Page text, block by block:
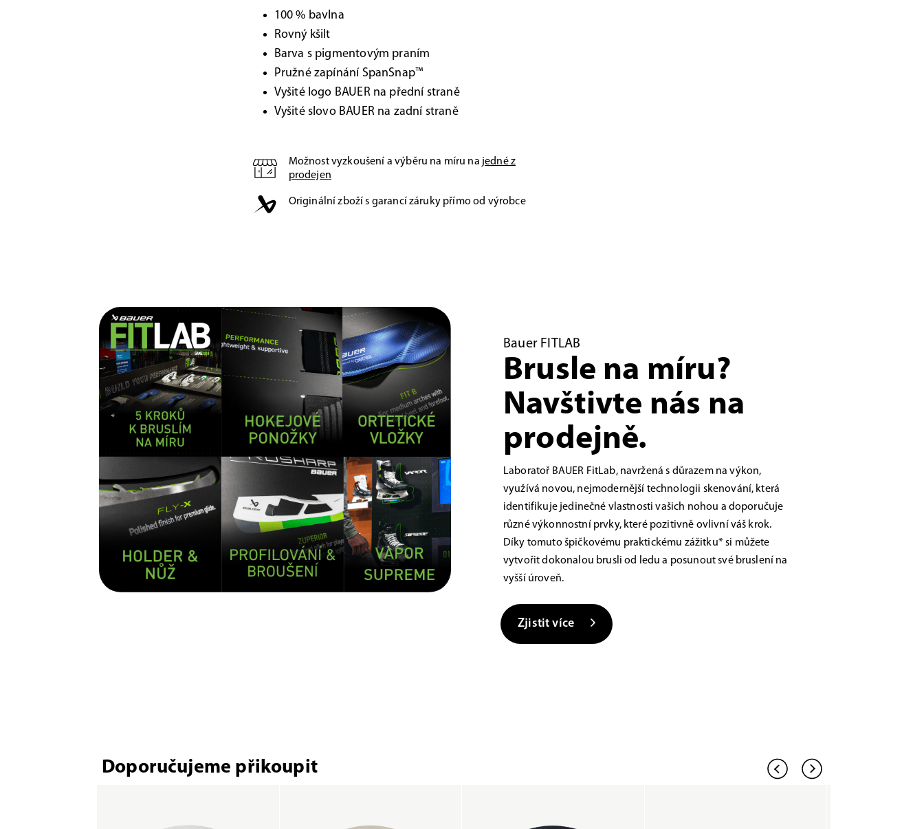
100 % bavlna
Rovný kšilt
Barva s pigmentovým praním
Pružné zapínání SpanSnap™
Vyšité logo BAUER na přední straně
Vyšité slovo BAUER na zadní straně
Možnost vyzkoušení a výběru na míru na jedné z
prodejen
Originální zboží s garancí záruky přímo od výrobce
Bauer FITLAB
Brusle na míru?
Navštivte nás na
prodejně.
Laboratoř BAUER FitLab, navržená s důrazem na výkon,
využívá novou, nejmodernější technologii skenování, která
identifikuje jedinečné vlastnosti vašich nohou a doporučuje
různé výkonnostní prvky, které pozitivně ovlivní váš krok.
Díky tomuto špičkovému praktickému zážitku* si můžete
vytvořit dokonalou brusli od ledu a posunout své bruslení na
vyšší úroveň.
Zjistit více
Doporučujeme přikoupit